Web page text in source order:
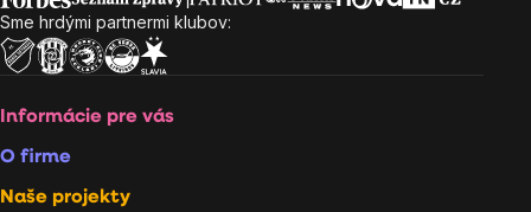
Sme hrdými partnermi klubov:
Informácie pre vás
O firme
Naše projekty